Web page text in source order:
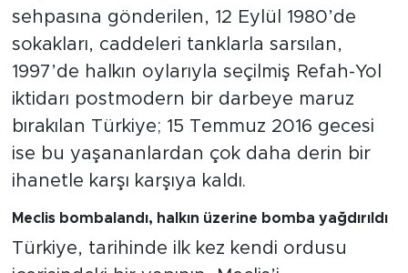
sehpasına gönderilen, 12 Eylül 1980’de
sokakları, caddeleri tanklarla sarsılan,
1997’de halkın oylarıyla seçilmiş Refah-Yol
iktidarı postmodern bir darbeye maruz
bırakılan Türkiye; 15 Temmuz 2016 gecesi
ise bu yaşananlardan çok daha derin bir
ihanetle karşı karşıya kaldı.
Meclis bombalandı, halkın üzerine bomba yağdırıldı
Türkiye, tarihinde ilk kez kendi ordusu